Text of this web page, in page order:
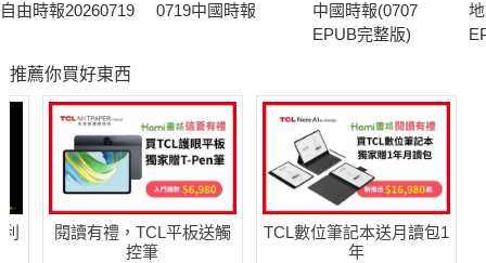
自由時報20260719 0719中國時報
中國時報(0707
EPUB完整版)
推薦你買好東西
閱讀有禮，TCL平板送觸
控筆
TCL數位筆記本送月讀包1
年